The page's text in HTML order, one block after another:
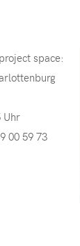
space:
Uhr
00 59 73